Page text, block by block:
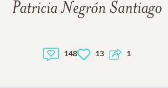
Patricia Negrón Santiago
148 13 1